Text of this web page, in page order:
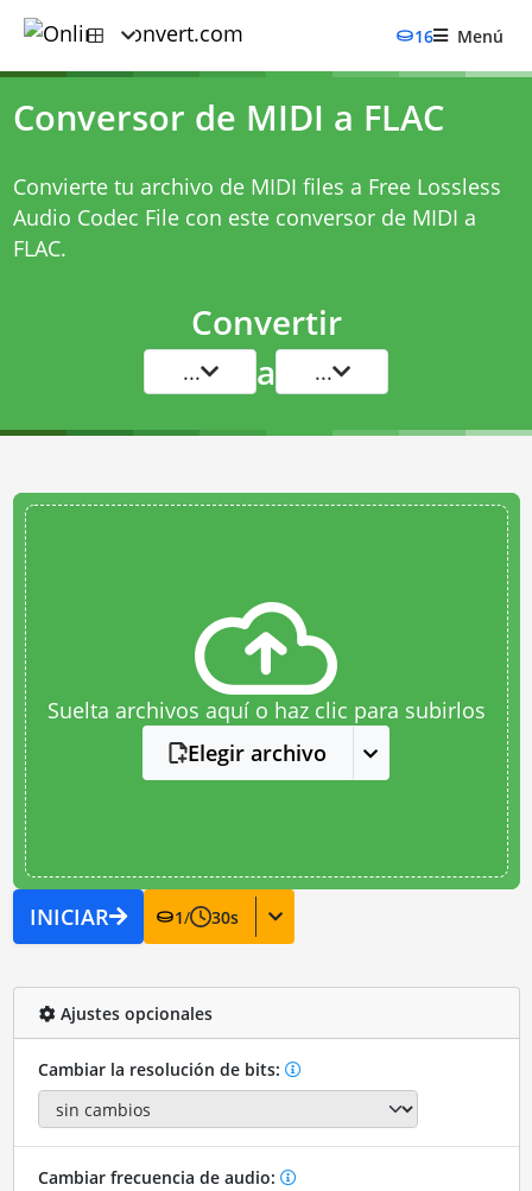
16 Menú
Conversor de MIDI a FLAC
Convierte tu archivo de MIDI files a Free Lossless
Audio Codec File con este conversor de MIDI a
FLAC.
Convertir
... a ...
Suelta archivos aquí o haz clic para subirlos
Elegir archivo
INICIAR 1/ 30s
Ajustes opcionales
Cambiar la resolución de bits:
Cambiar frecuencia de audio: